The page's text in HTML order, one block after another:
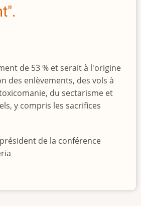
de 53 % et serait à l'origine
des enlèvements, des vols à
du sectarisme et
y compris les sacrifices
de la conférence